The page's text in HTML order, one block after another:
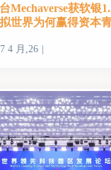
Mechaverse获软银
世界为何赢得资本
4 月,26 |